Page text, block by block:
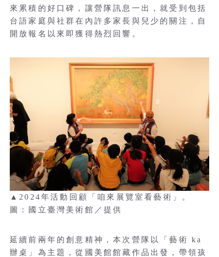
來累積的好口碑，讓營隊訊息一出，就受到包括
台語家庭與社群在內許多家長與兒少的關注，自
開放報名以來即獲得熱烈回響。
▲2024年活動回顧「咱來展覽室看藝術」。
圖：國立臺灣美術館／提供
延續前兩年的創意精神，本次營隊以「藝術 ka
辦桌」為主題，從國美館館藏作品出發，帶領孩